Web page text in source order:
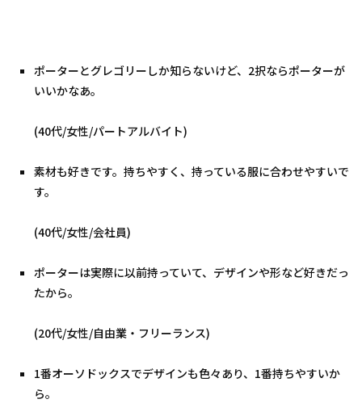
ポーターとグレゴリーしか知らないけど、2択ならポーターが
いいかなあ。
(40代/女性/パートアルバイト)
素材も好きです。持ちやすく、持っている服に合わせやすいで
す。
(40代/女性/会社員)
ポーターは実際に以前持っていて、デザインや形など好きだっ
たから。
(20代/女性/自由業・フリーランス)
1番オーソドックスでデザインも色々あり、1番持ちやすいか
ら。